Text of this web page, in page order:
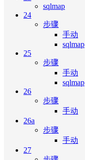
sqlmap
24
步骤
手动
sqlmap
25
步骤
手动
sqlmap
26
步骤
手动
26a
步骤
手动
27